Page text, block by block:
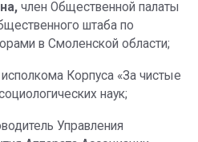
член Общественной палаты
штаба по
в Смоленской области;
Корпуса «За чистые
наук;
Управления